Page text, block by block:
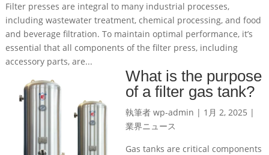
Filter presses are integral to many industrial processes,
including wastewater treatment, chemical processing, and food
and beverage filtration. To maintain optimal performance, it’s
essential that all components of the filter press, including
accessory parts, are...
What is the purpose
of a filter gas tank?
執筆者 wp-admin | 1月 2, 2025 |
業界ニュース
Gas tanks are critical components